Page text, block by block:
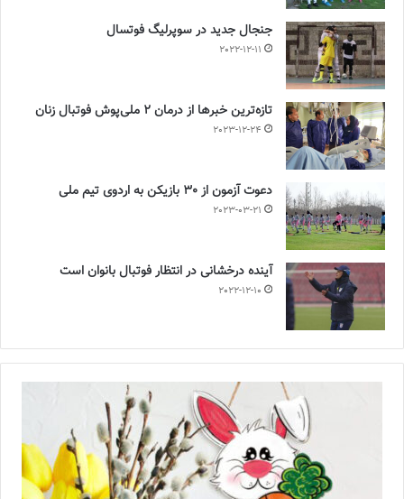
جنجال جدید در سوپرلیگ فوتسال
2022-12-11
تازه‌ترین خبرها از درمان ۲ ملی‌پوش فوتبال زنان
2023-12-24
دعوت آزمون از 30 بازیکن به اردوی تیم ملی
2023-03-21
آینده درخشانی در انتظار فوتبال بانوان است
2022-12-10